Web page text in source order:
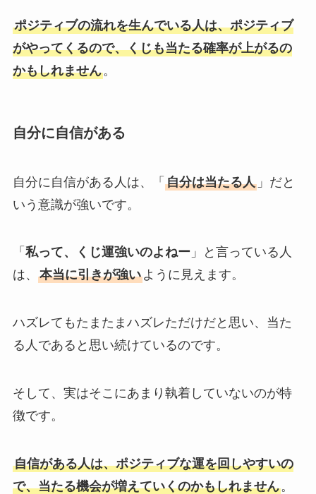
ポジティブの流れを生んでいる人は、ポジティブ
がやってくるので、くじも当たる確率が上がるの
かもしれません。
自分に自信がある
自分に自信がある人は、「 自分は当たる人」だと
いう意識が強いです。
「 私って、くじ運強いのよねー 」と言っている人
は、 本当に引きが強いように見えます。
ハズレてもたまたまハズレただけだと思い、当た
る人であると思い続けているのです。
そして、実はそこにあまり執着していないのが特
徴です。
自信がある人は、ポジティブな運を回しやすいの
で、当たる機会が増えていくのかもしれません。